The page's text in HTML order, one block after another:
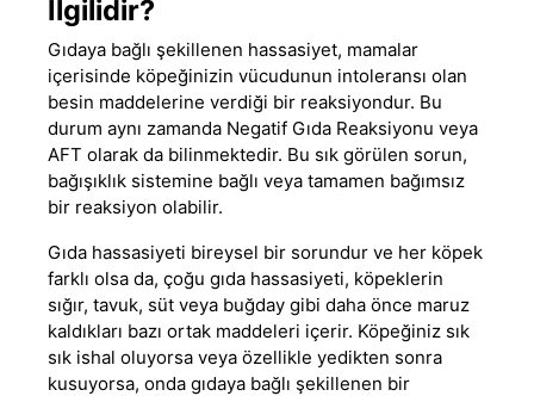
İlgilidir?
Gıdaya bağlı şekillenen hassasiyet, mamalar
içerisinde köpeğinizin vücudunun intoleransı olan
besin maddelerine verdiği bir reaksiyondur. Bu
durum aynı zamanda Negatif Gıda Reaksiyonu veya
AFT olarak da bilinmektedir. Bu sık görülen sorun,
bağışıklık sistemine bağlı veya tamamen bağımsız
bir reaksiyon olabilir.
Gıda hassasiyeti bireysel bir sorundur ve her köpek
farklı olsa da, çoğu gıda hassasiyeti, köpeklerin
sığır, tavuk, süt veya buğday gibi daha önce maruz
kaldıkları bazı ortak maddeleri içerir. Köpeğiniz sık
sık ishal oluyorsa veya özellikle yedikten sonra
kusuyorsa, onda gıdaya bağlı şekillenen bir